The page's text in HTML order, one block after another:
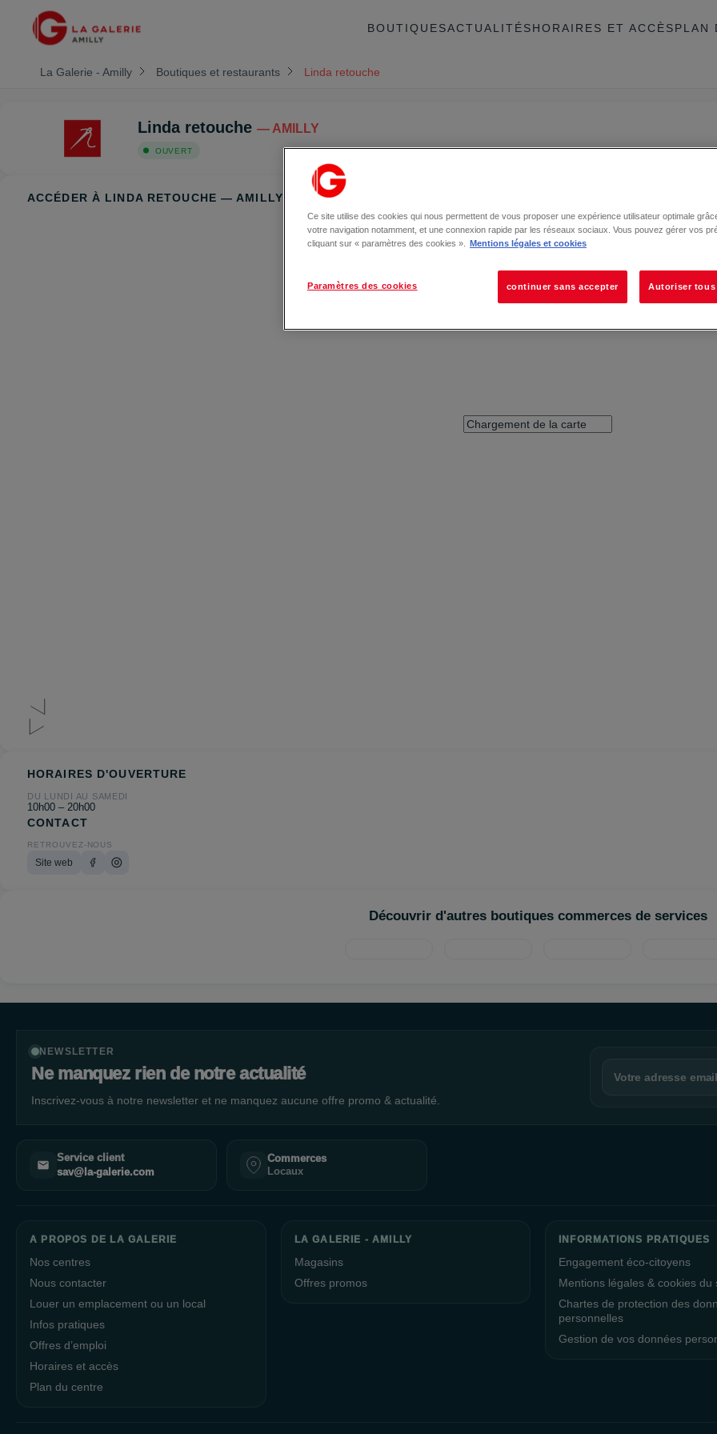
BOUTIQUESACTUALITÉSHORAIRES ET ACCÈSPLAN
La Galerie - Amilly Boutiques et restaurants Linda retouche
Linda retouche — AMILLY
OUVERT
ACCÉDER À LINDA RETOUCHE — AMILLY
HORAIRES D'OUVERTURE
DU LUNDI AU SAMEDI
10h00 – 20h00
CONTACT
RETROUVEZ-NOUS
Site web
Découvrir d'autres boutiques commerces de services
NEWSLETTER
Ne manquez rien de notre actualité
Inscrivez-vous à notre newsletter et ne manquez aucune offre promo & actualité.
Service client
sav@la-galerie.com
Commerces
Locaux
A PROPOS DE LA GALERIE
Nos centres
Nous contacter
Louer un emplacement ou un local
Infos pratiques
Offres d’emploi
Horaires et accès
Plan du centre
LA GALERIE - AMILLY
Magasins
Offres promos
INFORMATIONS PRATIQUES
Engagement éco-citoyens
Mentions légales & cookies du
Chartes de protection des
personnelles
Gestion de vos données
Ce site utilise des cookies qui nous permettent de vous proposer une expérience utilisateur optimale
votre navigation notamment, et une connexion rapide par les réseaux sociaux. Vous pouvez gérer vos
cliquant sur « paramètres des cookies ».
Mentions légales et cookies
Paramètres des cookies continuer sans accepter Autoriser